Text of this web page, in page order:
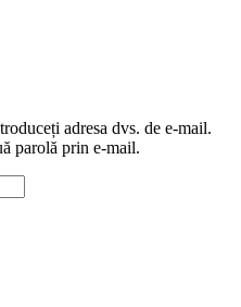
adresa dvs. de e-mail.
parolă prin e-mail.